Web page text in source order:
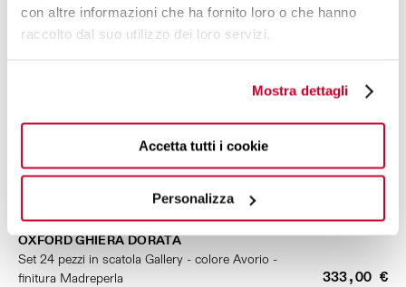
con altre informazioni che ha fornito loro o che hanno
raccolto dal suo utilizzo dei loro servizi.
Mostra dettagli
Accetta tutti i cookie
Personalizza
OXFORD GHIERA DORATA
Set 24 pezzi in scatola Gallery - colore Avorio -
finitura Madreperla
333,00 €